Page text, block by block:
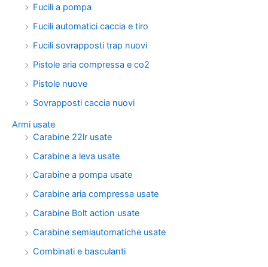
Fucili a pompa
Fucili automatici caccia e tiro
Fucili sovrapposti trap nuovi
Pistole aria compressa e co2
Pistole nuove
Sovrapposti caccia nuovi
Armi usate
Carabine 22lr usate
Carabine a leva usate
Carabine a pompa usate
Carabine aria compressa usate
Carabine Bolt action usate
Carabine semiautomatiche usate
Combinati e basculanti